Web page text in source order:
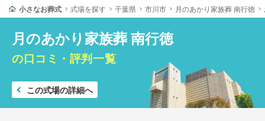
小さなお葬式 式場を探す 千葉県 市川市 月のあかり家族葬 南行徳
月のあかり家族葬 南行徳
の口コミ・評判一覧
この式場の詳細へ